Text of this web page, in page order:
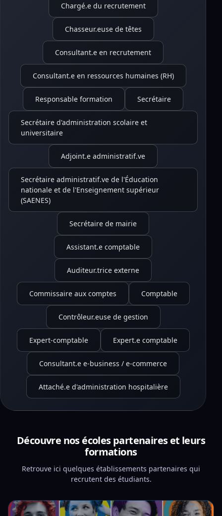
Chargé.e du recrutement
Chasseur.euse de têtes
Consultant.e en recrutement
Consultant.e en ressources humaines (RH)
Responsable formation Secrétaire
Secrétaire d'administration scolaire et
universitaire
Adjoint.e administratif.ve
Secrétaire administratif.ve de l'Éducation
nationale et de l'Enseignement supérieur
(SAENES)
Secrétaire de mairie
Assistant.e comptable
Auditeur.trice externe
Commissaire aux comptes Comptable
Contrôleur.euse de gestion
Expert-comptable Expert.e comptable
Consultant.e e-business / e-commerce
Attaché.e d'administration hospitalière
Découvre nos écoles partenaires et leurs
formations
Retrouve ici quelques établissements partenaires qui
recrutent des étudiants.